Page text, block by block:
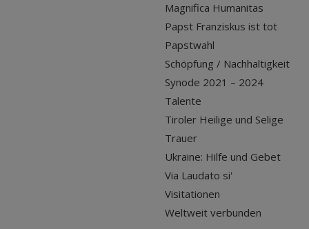
Magnifica Humanitas
Papst Franziskus ist tot
Papstwahl
Schöpfung / Nachhaltigkeit
Synode 2021 – 2024
Talente
Tiroler Heilige und Selige
Trauer
Ukraine: Hilfe und Gebet
Via Laudato si'
Visitationen
Weltweit verbunden